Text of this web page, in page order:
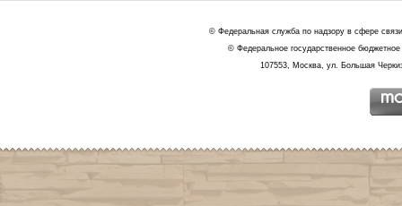
© Федеральная служба по надзору в сфере
© Федеральное государственное
107553, Москва, ул. Большая